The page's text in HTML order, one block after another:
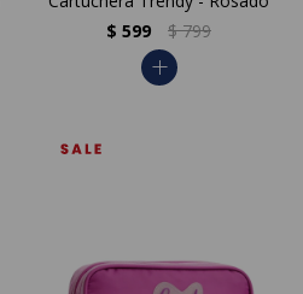
$ 599 $ 799
add